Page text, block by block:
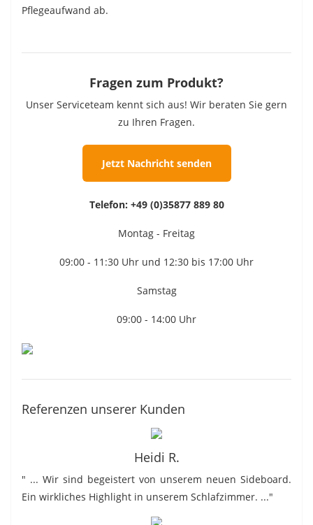
Pflegeaufwand ab.
Fragen zum Produkt?
Unser Serviceteam kennt sich aus! Wir beraten Sie gern
zu Ihren Fragen.
Jetzt Nachricht senden
Telefon: +49 (0)35877 889 80
Montag - Freitag
09:00 - 11:30 Uhr und 12:30 bis 17:00 Uhr
Samstag
09:00 - 14:00 Uhr
Referenzen unserer Kunden
Heidi R.
" ... Wir sind begeistert von unserem neuen Sideboard.
Ein wirkliches Highlight in unserem Schlafzimmer. ..."